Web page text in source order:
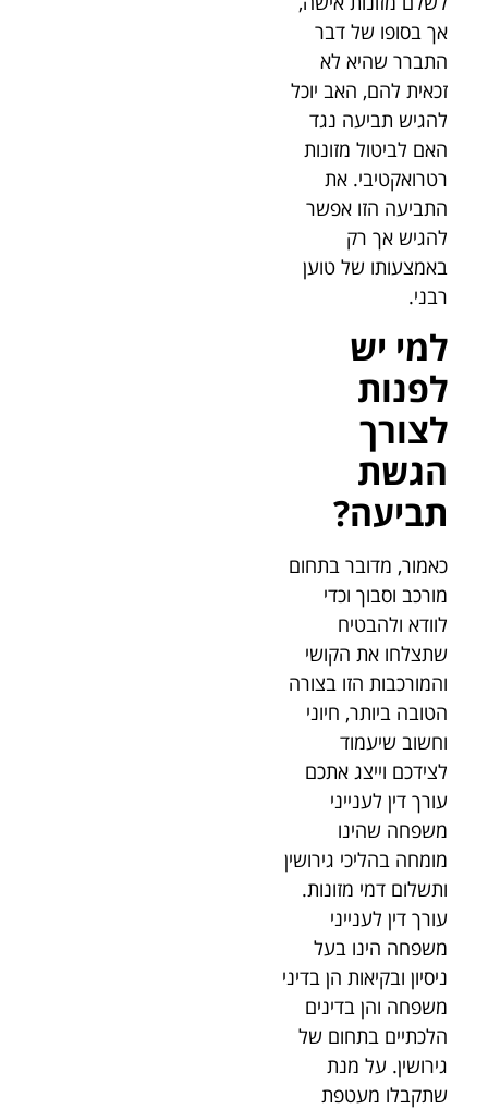
אך בסופו של דבר
התברר שהיא לא
זכאית להם, האב יוכל
להגיש תביעה נגד
האם לביטול מזונות
רטרואקטיבי. את
התביעה הזו אפשר
להגיש אך רק
באמצעותו של טוען
רבני.
למי יש
לפנות
לצורך
הגשת
תביעה?
כאמור, מדובר בתחום
מורכב וסבוך וכדי
לוודא ולהבטיח
שתצלחו את הקושי
והמורכבות הזו בצורה
הטובה ביותר, חיוני
וחשוב שיעמוד
לצידכם וייצג אתכם
עורך דין לענייני
משפחה שהינו
מומחה בהליכי גירושין
ותשלום דמי מזונות.
עורך דין לענייני
משפחה הינו בעל
ניסיון ובקיאות הן בדיני
משפחה והן בדינים
הלכתיים בתחום של
גירושין. על מנת
שתקבלו מעטפת